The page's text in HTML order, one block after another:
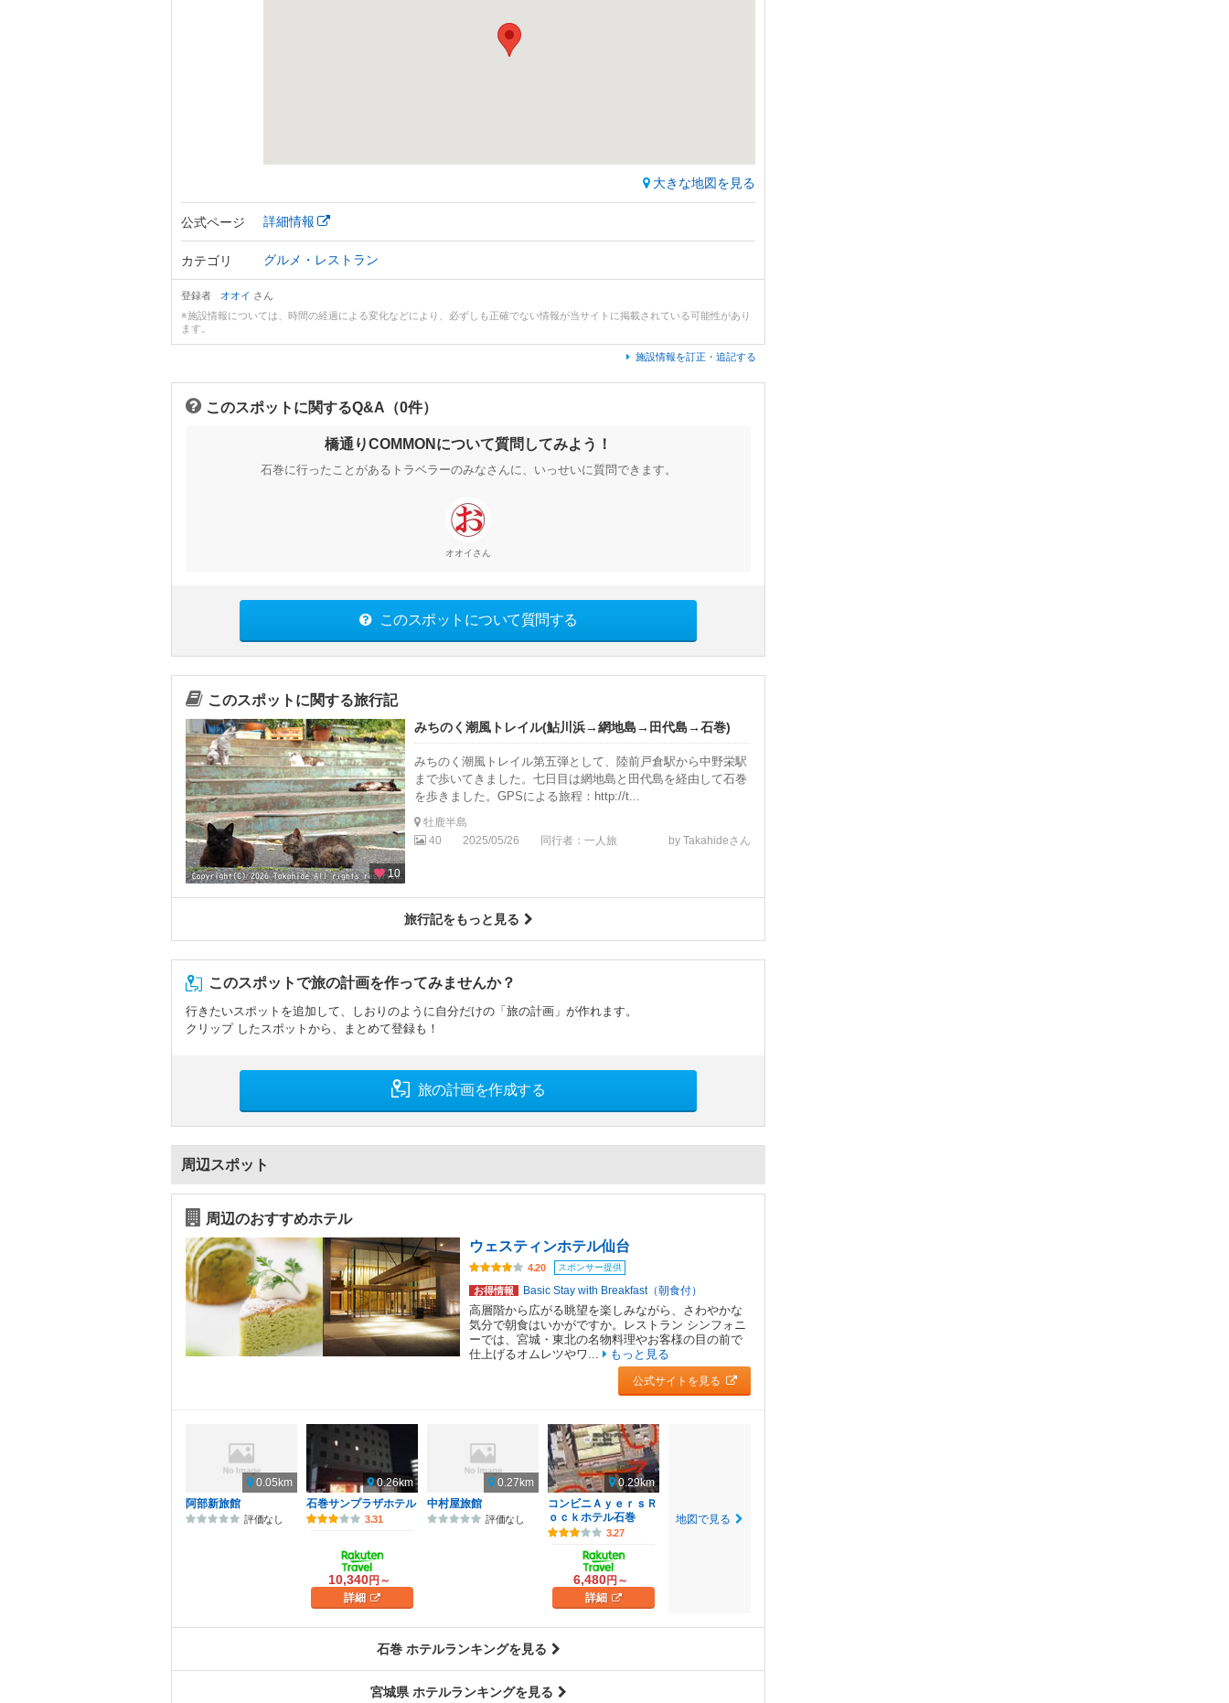
大きな地図を見る
公式ページ 詳細情報
カテゴリ グルメ・レストラン
登録者 オオイ さん
※施設情報については、時間の経過による変化などにより、必ずしも正確でない情報が当サイトに掲載されている可能性があり
ます。
施設情報を訂正・追記する
このスポットに関するQ&A（0件）
橋通りCOMMONについて質問してみよう！
石巻に行ったことがあるトラベラーのみなさんに、いっせいに質問できます。
オオイ さん
このスポットについて質問する
このスポットに関する旅行記
10
みちのく潮風トレイル(鮎川浜→網地島→田代島→石巻)
みちのく潮風トレイル第五弾として、陸前戸倉駅から中野栄駅
まで歩いてきました。七日目は網地島と田代島を経由して石巻
を歩きました。GPSによる旅程：http://t...
牡鹿半島
40
2025/05/26 同行者：一人旅 by Takahideさん
旅行記をもっと見る
このスポットで旅の計画を作ってみませんか？
行きたいスポットを追加して、しおりのように自分だけの「旅の計画」が作れます。
クリップ したスポットから、まとめて登録も！
旅の計画を作成する
周辺スポット
周辺のおすすめホテル
ウェスティンホテル仙台
4.20 スポンサー提供
お得情報 Basic Stay with Breakfast（朝食付）
高層階から広がる眺望を楽しみながら、さわやかな
気分で朝食はいかがですか。レストラン シンフォニ
ーでは、宮城・東北の名物料理やお客様の目の前で
仕上げるオムレツやワ...
もっと見る
公式サイトを見る
0.05km
阿部新旅館
評価なし
0.26km
石巻サンプラザホテル
3.31
10,340円～
詳細
0.27km
中村屋旅館
評価なし
0.29km
コンビニＡｙｅｒｓＲ
ｏｃｋホテル石巻
3.27
6,480円～
詳細
地図で見る
石巻 ホテルランキングを見る
宮城県 ホテルランキングを見る